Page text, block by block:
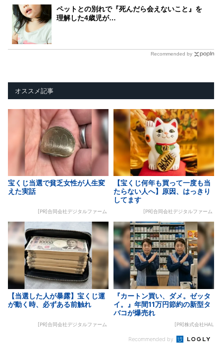
ペットとの別れで『死んだら会えないこと』を
理解した4歳児が…
Recommended by
オススメ記事
宝くじ当選で貧乏女性が人生変
えた実話
[PR]合同会社デジタルファーム
【宝くじ何年も買って一度も当
たらない人へ】原因、はっきり
してます
[PR]合同会社デジタルファーム
【当選した人が暴露】宝くじ運
が動く時、必ずある前触れ
[PR]合同会社デジタルファーム
『カートン買い、ダメ。ゼッタ
イ。』年間11万円節約の新型タ
バコが爆売れ
[PR]株式会社HAL
Recommended by